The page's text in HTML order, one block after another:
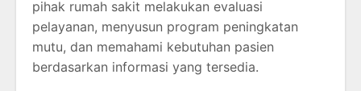
pihak rumah sakit melakukan evaluasi
pelayanan, menyusun program peningkatan
mutu, dan memahami kebutuhan pasien
berdasarkan informasi yang tersedia.